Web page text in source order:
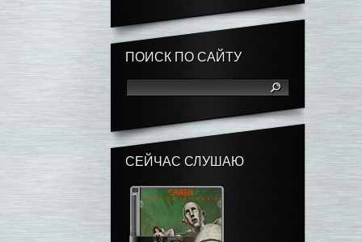
ПОИСК ПО САЙТУ
СЕЙЧАС СЛУШАЮ